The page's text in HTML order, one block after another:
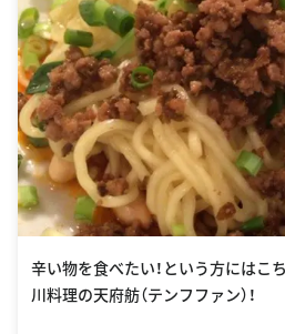
辛い物を食べたい！という方にはこ
川料理の天府舫（テンフファン）！